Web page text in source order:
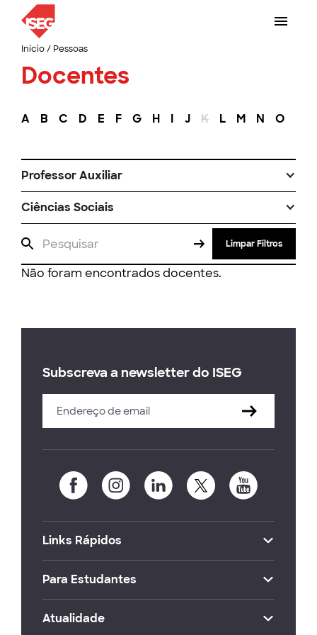
Início/ Pessoas
Docentes
A B C D E F G H I J K L M N O
Professor Auxiliar
Ciências Sociais
Limpar Filtros
Não foram encontrados docentes.
Subscreva a newsletter do ISEG
Links Rápidos
Para Estudantes
Atualidade